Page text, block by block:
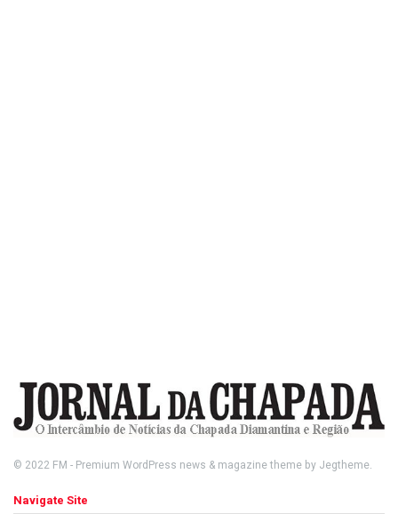
© 2022 FM - Premium WordPress news & magazine theme by Jegtheme.
Navigate Site